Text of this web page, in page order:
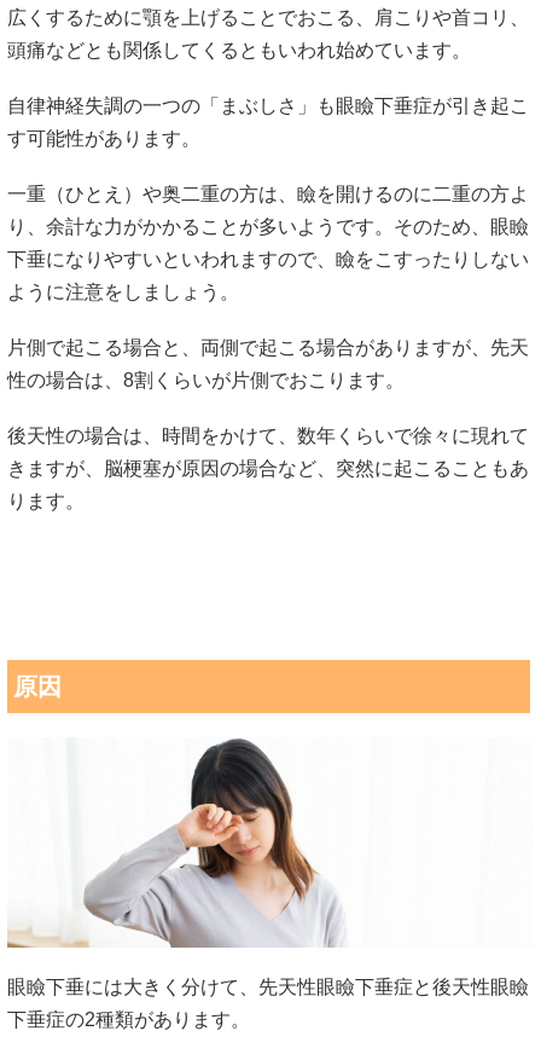
広くするために顎を上げることでおこる、肩こりや首コリ、
頭痛などとも関係してくるともいわれ始めています。
自律神経失調の一つの「まぶしさ」も眼瞼下垂症が引き起こ
す可能性があります。
一重（ひとえ）や奥二重の方は、瞼を開けるのに二重の方よ
り、余計な力がかかることが多いようです。そのため、眼瞼
下垂になりやすいといわれますので、瞼をこすったりしない
ように注意をしましょう。
片側で起こる場合と、両側で起こる場合がありますが、先天
性の場合は、8割くらいが片側でおこります。
後天性の場合は、時間をかけて、数年くらいで徐々に現れて
きますが、脳梗塞が原因の場合など、突然に起こることもあ
ります。
原因
眼瞼下垂には大きく分けて、先天性眼瞼下垂症と後天性眼瞼
下垂症の2種類があります。